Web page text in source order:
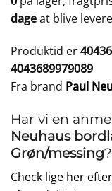
dageat blive
Produktid er
4043689979089
Fra brand Paul
Har vi en
Neuhaus
Grøn/messing?
Check lige her